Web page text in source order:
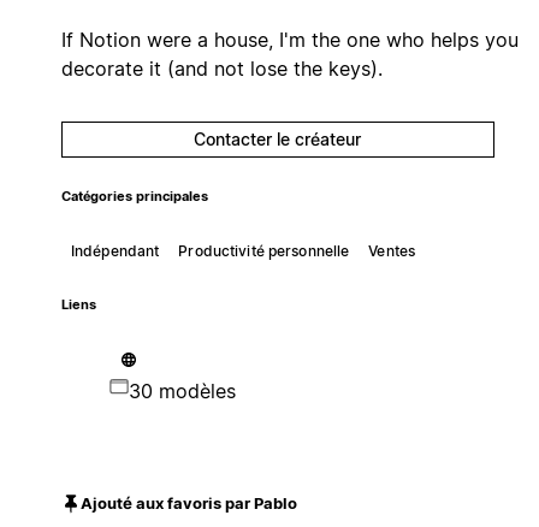
If Notion were a house, I'm the one who helps you
decorate it (and not lose the keys).
Contacter le créateur
Catégories principales
Indépendant Productivité personnelle Ventes
Liens
30 modèles
Ajouté aux favoris par Pablo